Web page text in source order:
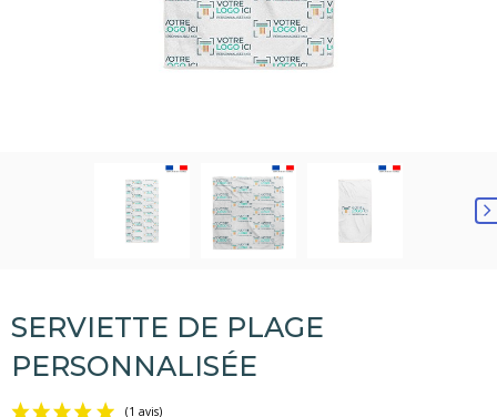
SERVIETTE DE PLAGE
PERSONNALISÉE